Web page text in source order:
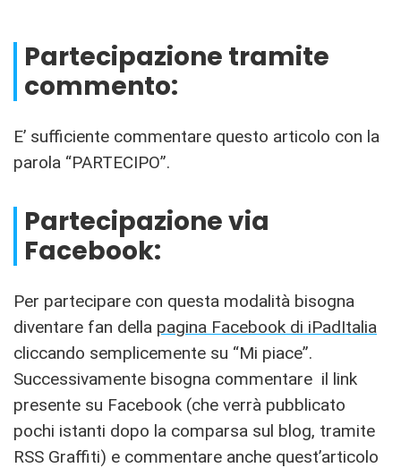
Partecipazione tramite
commento:
E’ sufficiente commentare questo articolo con la
parola “PARTECIPO”.
Partecipazione via
Facebook:
Per partecipare con questa modalità bisogna
diventare fan della pagina Facebook di iPadItalia
cliccando semplicemente su “Mi piace”.
Successivamente bisogna commentare il link
presente su Facebook (che verrà pubblicato
pochi istanti dopo la comparsa sul blog, tramite
RSS Graffiti) e commentare anche quest’articolo